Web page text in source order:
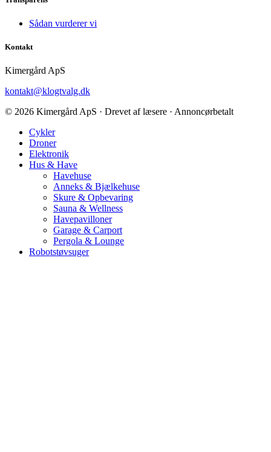
Sådan vurderer vi
Kontakt
Kimergård ApS
kontakt@klogtvalg.dk
© 2026 Kimergård ApS · Drevet af læsere · Annoncørbetalt
Cykler
Droner
Elektronik
Hus & Have
Havehuse
Anneks & Bjælkehuse
Skure & Opbevaring
Sauna & Wellness
Havepavilloner
Garage & Carport
Pergola & Lounge
Robotstøvsuger